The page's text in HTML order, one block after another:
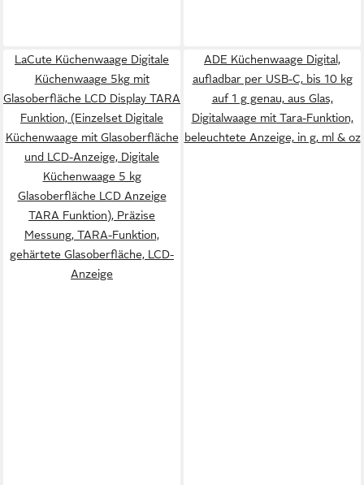
LaCute Küchenwaage Digitale
Küchenwaage 5kg mit
Glasoberfläche LCD Display TARA
Funktion, (Einzelset Digitale
Küchenwaage mit Glasoberfläche
und LCD-Anzeige, Digitale
Küchenwaage 5 kg
Glasoberfläche LCD Anzeige
TARA Funktion), Präzise
Messung, TARA-Funktion,
gehärtete Glasoberfläche, LCD-
Anzeige
ADE Küchenwaage Digital,
aufladbar per USB-C, bis 10 kg
auf 1 g genau, aus Glas,
Digitalwaage mit Tara-Funktion,
beleuchtete Anzeige, in g, ml & oz